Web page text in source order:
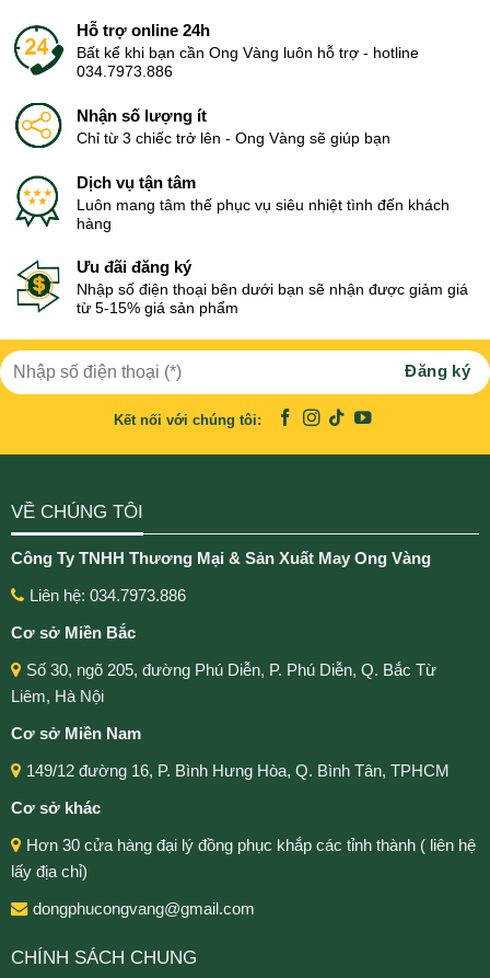
Hỗ trợ online 24h
Bất kể khi bạn cần Ong Vàng luôn hỗ trợ - hotline
034.7973.886
Nhận số lượng ít
Chỉ từ 3 chiếc trở lên - Ong Vàng sẽ giúp bạn
Dịch vụ tận tâm
Luôn mang tâm thế phục vụ siêu nhiệt tình đến khách
hàng
Ưu đãi đăng ký
Nhập số điện thoại bên dưới bạn sẽ nhận được giảm giá
từ 5-15% giá sản phẩm
Kết nối với chúng tôi:
VỀ CHÚNG TÔI
Công Ty TNHH Thương Mại & Sản Xuất May Ong Vàng
Liên hệ: 034.7973.886
Cơ sở Miền Bắc
Số 30, ngõ 205, đường Phú Diễn, P. Phú Diễn, Q. Bắc Từ
Liêm, Hà Nội
Cơ sở Miền Nam
149/12 đường 16, P. Bình Hưng Hòa, Q. Bình Tân, TPHCM
Cơ sở khác
Hơn 30 cửa hàng đại lý đồng phục khắp các tỉnh thành ( liên hệ
lấy địa chỉ)
dongphucongvang@gmail.com
CHÍNH SÁCH CHUNG